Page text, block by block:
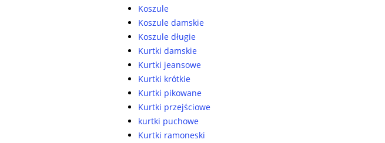
Koszule
Koszule damskie
Koszule długie
Kurtki damskie
Kurtki jeansowe
Kurtki krótkie
Kurtki pikowane
Kurtki przejściowe
kurtki puchowe
Kurtki ramoneski